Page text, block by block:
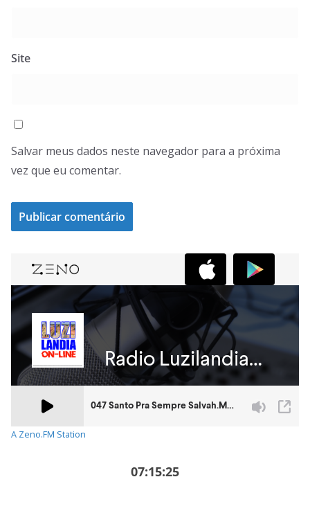
Site
Salvar meus dados neste navegador para a próxima
vez que eu comentar.
A Zeno.FM Station
07:15:26